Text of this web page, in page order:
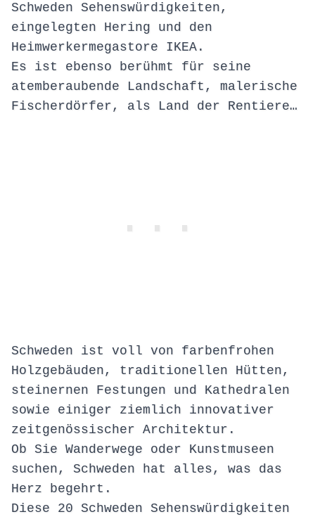
Schweden Sehenswürdigkeiten,
eingelegten Hering und den
Heimwerkermegastore IKEA.
Es ist ebenso berühmt für seine
atemberaubende Landschaft, malerische
Fischerdörfer, als Land der Rentiere…
Schweden ist voll von farbenfrohen
Holzgebäuden, traditionellen Hütten,
steinernen Festungen und Kathedralen
sowie einiger ziemlich innovativer
zeitgenössischer Architektur.
Ob Sie Wanderwege oder Kunstmuseen
suchen, Schweden hat alles, was das
Herz begehrt.
Diese 20 Schweden Sehenswürdigkeiten